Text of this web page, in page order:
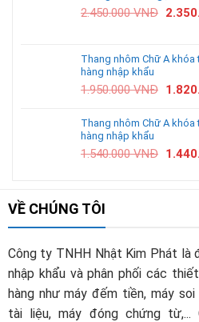
2.450.000VNĐ
Thang nhôm Chữ A
hàng nhập khẩu
1.950.000VNĐ
Thang nhôm Chữ A
hàng nhập khẩu
1.540.000VNĐ
VỀ CHÚNG TÔI
Công ty TNHH Nhật Kim Phát là
nhập khẩu và phân phối các
hàng như máy đếm tiền, máy
tài liệu, máy đóng chứng từ,...